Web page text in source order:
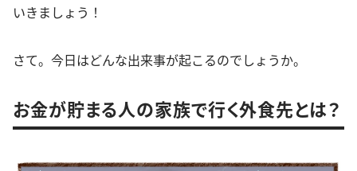
いきましょう！
さて。今日はどんな出来事が起こるのでしょうか。
お金が貯まる人の家族で行く外食先とは？